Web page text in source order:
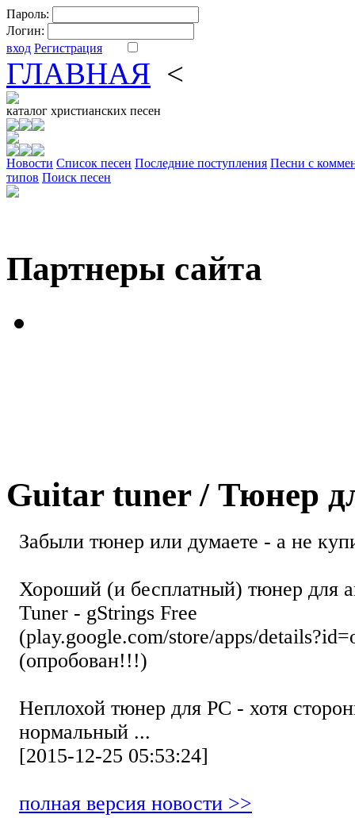
Пароль:
Логин:
вход Регистрация
ГЛАВНАЯ <
каталог христианских песен
Новости Cписок песен Последние поступления Песни с
типов Поиск песен
Партнеры сайта
Guitar tuner / Тюнер
Забыли тюнер или думаете - а не
Хороший (и бесплатный) тюнер для
Tuner - gStrings Free
(play.google.com/store/apps/
(опробован!!!)
Неплохой тюнер для РС - хотя
нормальный ...
[2015-12-25 05:53:24]
полная версия новости >>